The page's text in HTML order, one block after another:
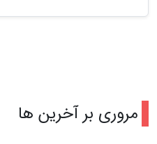
مروری بر آخرین ها